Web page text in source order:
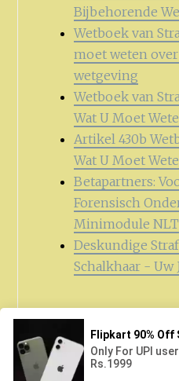
Bijbehorende
Wetboek van
moet weten
wetgeving
Wetboek van
Wat U Moet
Artikel 430b
Wat U Moet
Betapartners:
Forensisch
Minimodule NLT
Deskundige
Schalkhaar - Uw
Zoeken
naar: